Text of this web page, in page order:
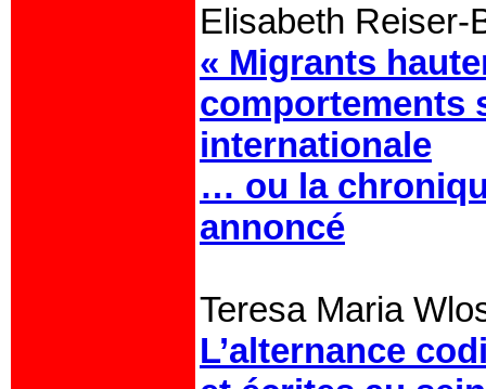
Elisabeth Reiser-
« Migrants
comportements
internationale
… ou la
annoncé
Teresa Maria
L’alternance